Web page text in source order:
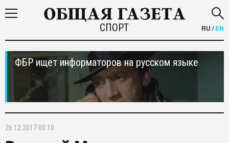
СПОРТ RU /EN
ФБР ищет информаторов на русском языке
26.12.2017 00:10